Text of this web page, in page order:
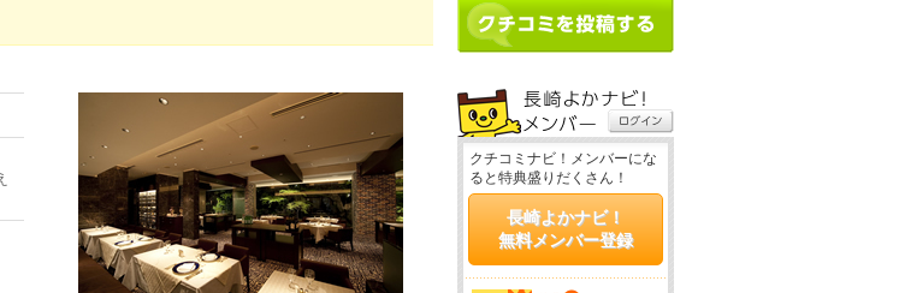
クチコミナビ！メンバーにな
ると特典盛りだくさん！
長崎よかナビ！
無料メンバー登録